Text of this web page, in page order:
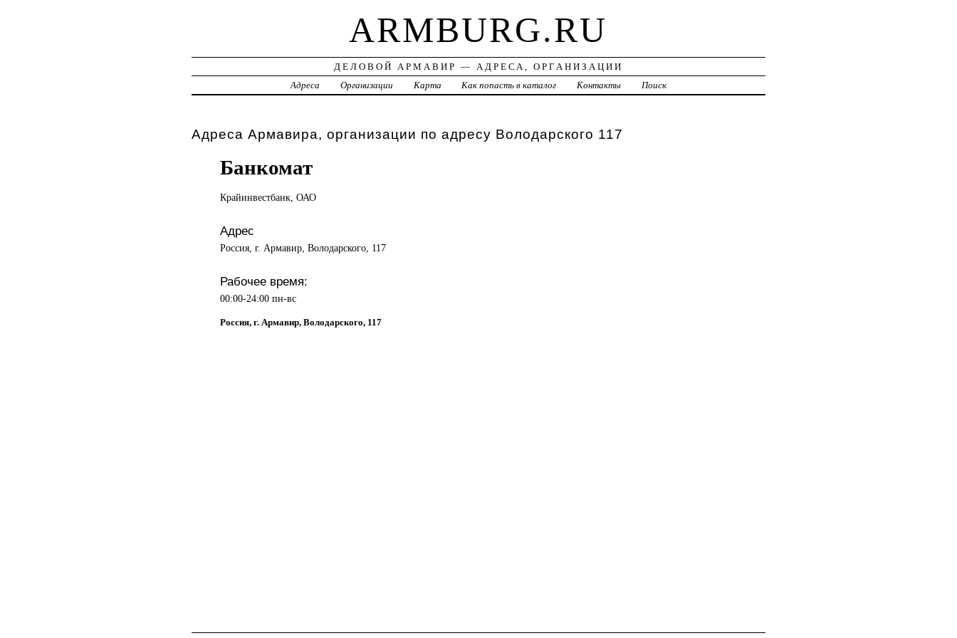
ARMBURG.RU
ДЕЛОВОЙ АРМАВИР — АДРЕСА, ОРГАНИЗАЦИИ
Адреса
Организации Карта Как попасть в каталог Контакты Поиск
Адреса Армавира, организации по адресу Володарского 117
Банкомат
Крайинвестбанк, ОАО
Адрес
Россия, г. Армавир, Володарского, 117
Рабочее время:
00:00-24:00 пн-вс
Россия, г. Армавир, Володарского, 117